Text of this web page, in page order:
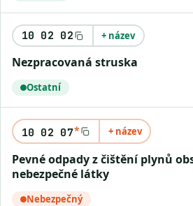
10 02 02 + název
Nezpracovaná struska
Ostatní
10 02 07* + název
Pevné odpady z čištění plynů obsahující
nebezpečné látky
Nebezpečný